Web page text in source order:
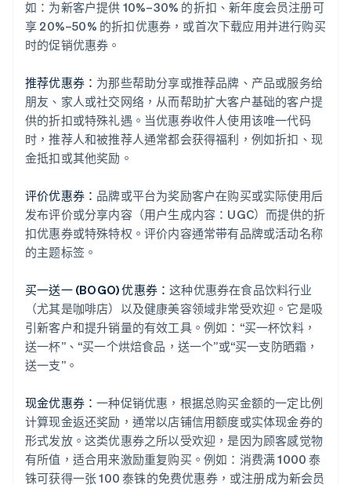
如：为新客户提供 10%–30% 的折扣、新年度会员注册可
享 20%–50% 的折扣优惠券，或首次下载应用并进行购买
时的促销优惠券。
推荐优惠券： 为那些帮助分享或推荐品牌、产品或服务给
朋友、家人或社交网络，从而帮助扩大客户基础的客户提
供的折扣或特殊礼遇。当优惠券收件人使用该唯一代码
时，推荐人和被推荐人通常都会获得福利，例如折扣、现
金抵扣或其他奖励。
评价优惠券： 品牌或平台为奖励客户在购买或实际使用后
发布评价或分享内容（用户生成内容：UGC）而提供的折
扣优惠券或特殊特权。评价内容通常带有品牌或活动名称
的主题标签。
买一送一 (BOGO) 优惠券：这种优惠券在食品饮料行业
（尤其是咖啡店）以及健康美容领域非常受欢迎。它是吸
引新客户和提升销量的有效工具。例如：“买一杯饮料，
送一杯”、“买一个烘焙食品，送一个”或“买一支防晒霜，
送一支”。
现金优惠券：一种促销优惠，根据总购买金额的一定比例
计算现金返还奖励，通常以店铺信用额度或实体现金券的
形式发放。这类优惠券之所以受欢迎，是因为顾客感觉物
有所值，适合用来激励重复购买。例如：消费满 1000 泰
铢可获得一张 100 泰铢的免费优惠券，或注册成为新会员